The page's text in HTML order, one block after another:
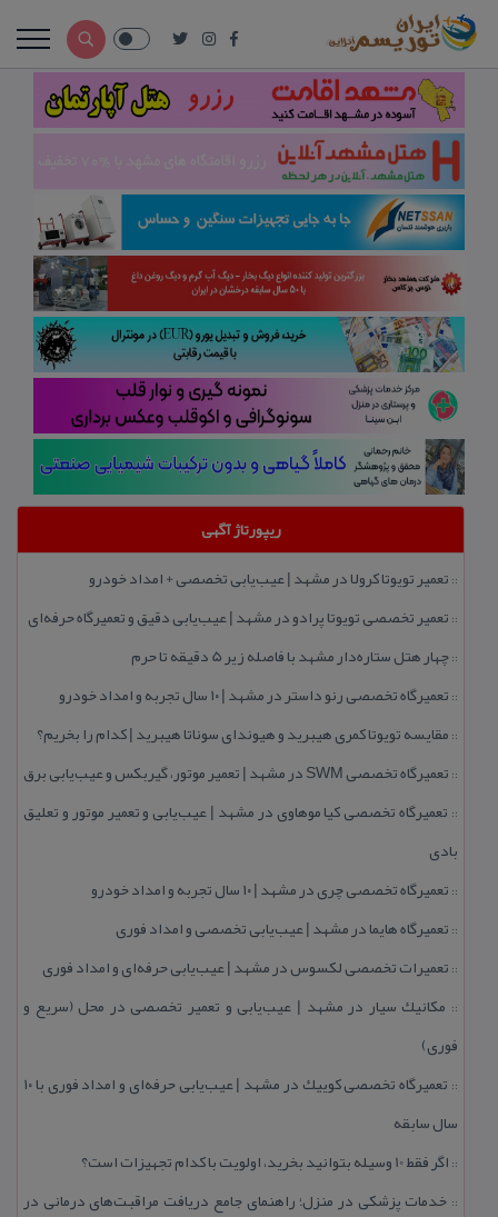
ریپورتاژ آگهی
:: تعمیر تویوتا كرولا در مشهد | عیب‌یابی تخصصی + امداد خودرو
:: تعمیر تخصصی تویوتا پرادو در مشهد | عیب‌یابی دقیق و تعمیرگاه حرفه‌ای
::چهار هتل‌ ستاره‌دار مشهد با فاصله زیر 5 دقیقه تا حرم
:: تعمیرگاه تخصصی رنو داستر در مشهد | ۱۰ سال تجربه و امداد خودرو
:: مقایسه تویوتا كمری هیبرید و هیوندای سوناتا هیبرید | كدام را بخریم؟
:: تعمیرگاه تخصصی SWM در مشهد | تعمیر موتور، گیربكس و عیب‌یابی برق
:: تعمیرگاه تخصصی كیا موهاوی در مشهد | عیب‌یابی و تعمیر موتور و تعلیق
بادی
:: تعمیرگاه تخصصی چری در مشهد | ۱۰ سال تجربه و امداد خودرو
:: تعمیرگاه هایما در مشهد | عیب‌یابی تخصصی و امداد فوری
:: تعمیرات تخصصی لكسوس در مشهد | عیب‌یابی حرفه‌ای و امداد فوری
:: مكانیك سیار در مشهد | عیب‌یابی و تعمیر تخصصی در محل (سریع و
فوری)
::
تعمیرگاه تخصصی كوییك در مشهد | عیب‌یابی حرفه‌ای و امداد فوری با ۱۰
سال سابقه
:: اگر فقط 10 وسیله بتوانید بخرید، اولویت با كدام تجهیزات است؟
:: خدمات پزشكی در منزل؛ راهنمای جامع دریافت مراقبت‌های درمانی در